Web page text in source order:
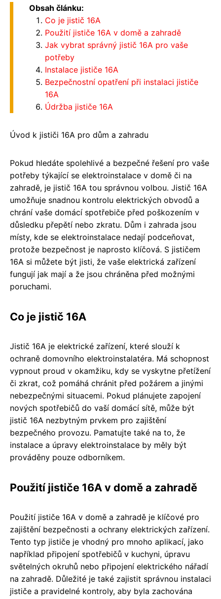
Obsah článku:
Co je jistič 16A
Použití jističe 16A v domě a zahradě
Jak vybrat správný jistič 16A pro vaše
potřeby
Instalace jističe 16A
Bezpečnostní opatření při instalaci jističe
16A
Údržba jističe 16A
Úvod k jističi 16A pro dům a zahradu
Pokud hledáte spolehlivé a bezpečné řešení pro vaše
potřeby týkající se elektroinstalace v domě či na
zahradě, je jistič 16A tou správnou volbou. Jistič 16A
umožňuje snadnou kontrolu elektrických obvodů a
chrání vaše domácí spotřebiče před poškozením v
důsledku přepětí nebo zkratu. Dům i zahrada jsou
místy, kde se elektroinstalace nedají podceňovat,
protože bezpečnost je naprosto klíčová. S jističem
16A si můžete být jisti, že vaše elektrická zařízení
fungují jak mají a že jsou chráněna před možnými
poruchami.
Co je jistič 16A
Jistič 16A je elektrické zařízení, které slouží k
ochraně domovního elektroinstalatéra. Má schopnost
vypnout proud v okamžiku, kdy se vyskytne přetížení
či zkrat, což pomáhá chránit před požárem a jinými
nebezpečnými situacemi. Pokud plánujete zapojení
nových spotřebičů do vaší domácí sítě, může být
jistič 16A nezbytným prvkem pro zajištění
bezpečného provozu. Pamatujte také na to, že
instalace a úpravy elektroinstalace by měly být
prováděny pouze odborníkem.
Použití jističe 16A v domě a zahradě
Použití jističe 16A v domě a zahradě je klíčové pro
zajištění bezpečnosti a ochrany elektrických zařízení.
Tento typ jističe je vhodný pro mnoho aplikací, jako
například připojení spotřebičů v kuchyni, úpravu
světelných okruhů nebo připojení elektrického nářadí
na zahradě. Důležité je také zajistit správnou instalaci
jističe a pravidelné kontroly, aby byla zachována